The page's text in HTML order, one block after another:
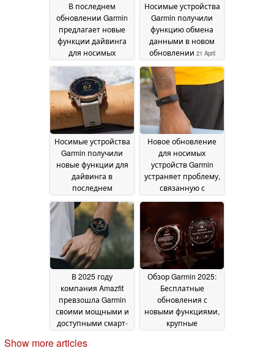
В последнем
обновлении Garmin
предлагает новые
функции дайвинга
для носимых
23 April 2026
Носимые устройства
Garmin получили
функцию обмена
данными в новом
обновлении 21 April
2026
Носимые устройства
Garmin получили
новые функции для
дайвинга в
последнем
19 April
2026
Новое обновление
для носимых
устройств Garmin
устраняет проблему,
связанную с
В 2025 году
компания Amazfit
превзошла Garmin
своими мощными и
доступными смарт-
ассортименте все
Обзор Garmin 2025:
Бесплатные
обновления с
новыми функциями,
крупные
Show more articles